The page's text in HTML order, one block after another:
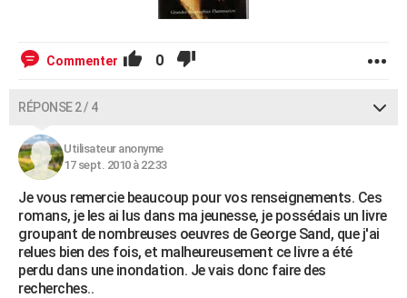
Commenter 0
RÉPONSE 2 / 4
Utilisateur anonyme
17 sept. 2010 à 22:33
Je vous remercie beaucoup pour vos renseignements. Ces
romans, je les ai lus dans ma jeunesse, je possédais un livre
groupant de nombreuses oeuvres de George Sand, que j'ai
relues bien des fois, et malheureusement ce livre a été
perdu dans une inondation. Je vais donc faire des
recherches..